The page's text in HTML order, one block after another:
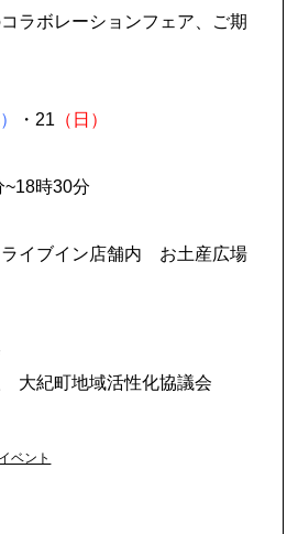
ラボレーションフェア、ご期
・21 （日）
~18時30分
イブイン店舗内 お土産広場
大紀町地域活性化協議会
イベント